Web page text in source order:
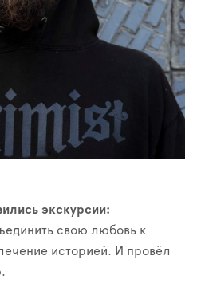
экскурсии:
свою любовь к
историей. И провёл